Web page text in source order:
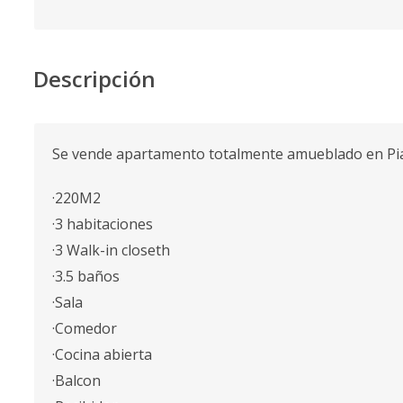
Descripción
Se vende apartamento totalmente amueblado en
·220M2
·3 habitaciones
·3 Walk-in closeth
·3.5 baños
·Sala
·Comedor
·Cocina abierta
·Balcon